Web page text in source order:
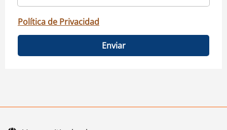
Política de Privacidad
Enviar